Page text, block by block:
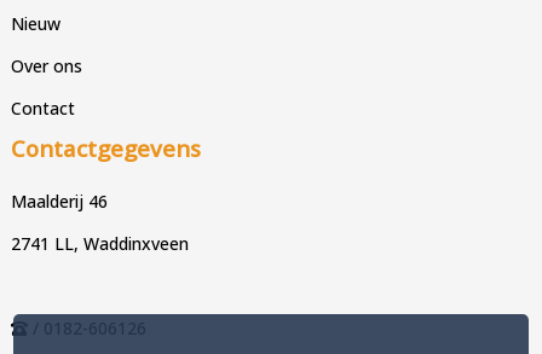
Nieuw
Over ons
Contact
Contactgegevens
Maalderij 46
2741 LL, Waddinxveen
/ 0182-606126